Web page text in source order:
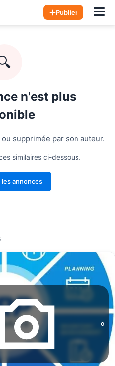
Publier
n'est plus
supprimée par son auteur.
similaires ci-dessous.
annonces
0